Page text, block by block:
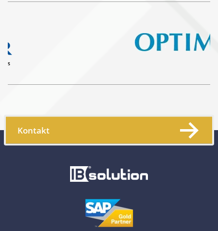
Kontakt